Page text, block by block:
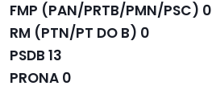
FMP (PAN/PRTB/PMN/PSC) 0
RM (PTN/PT DO B) 0
PSDB 13
PRONA 0